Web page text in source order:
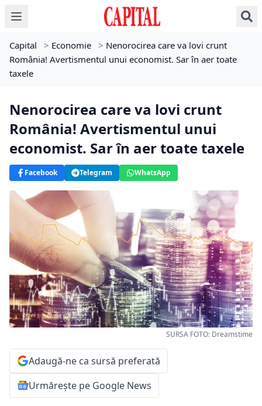
Capital > Economie > Nenorocirea care va lovi crunt
România! Avertismentul unui economist. Sar în aer toate
taxele
Nenorocirea care va lovi crunt
România! Avertismentul unui
economist. Sar în aer toate taxele
Facebook Telegram WhatsApp
SURSA FOTO: Dreamstime
Adaugă-ne ca sursă preferată
Urmărește pe Google News